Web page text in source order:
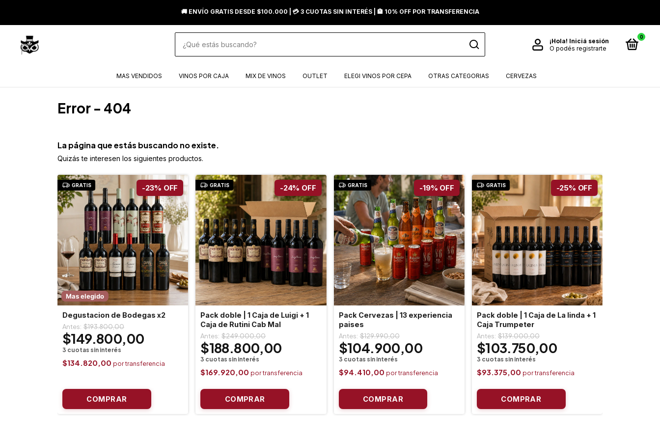
🚚 ENVÍO GRATIS DESDE $100.000 | 💳 3 CUOTAS SIN INTERÉS | 🏦 10% OFF POR TRANSFERENCIA
¡Hola! Iniciá sesión
O podés registrarte
0
MAS VENDIDOS VINOS POR CAJA MIX DE VINOS OUTLET ELEGI VINOS POR CEPA OTRAS CATEGORIAS CERVEZAS
Error - 404
La página que estás buscando no existe.
Quizás te interesen los siguientes productos.
GRATIS
Mas elegido
Degustacion de Bodegas x2
-23% OFF
$149.800,00
$193.800,00
$134.820,00
GRATIS
Pack doble | 1 Caja de Luigi + 1
Caja de Rutini Cab Mal
-24% OFF
$188.800,00
$249.000,00
$169.920,00
GRATIS
Pack Cervezas | 13 experiencia
paises
-19% OFF
$104.900,00
$129.990,00
$94.410,00
GRATIS
Pack doble | 1 Caja de La linda + 1
Caja Trumpeter
-25% OFF
$103.750,00
$139.000,00
$93.375,00